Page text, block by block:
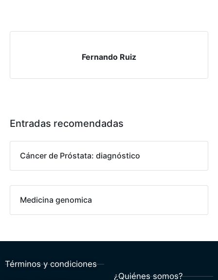
Fernando Ruiz
Entradas recomendadas
Cáncer de Próstata: diagnóstico
Medicina genomica
Términos y condiciones
¿Quiénes somos?